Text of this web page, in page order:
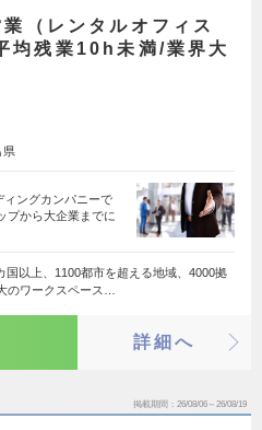
業（レンタルオフィス
均残業10h未満/業界大
県
ィングカンパニーで
プから大企業までに
国以上、1100都市を超える地域、4000拠
のワークスペース…
詳細へ
掲載期間 26/08/06～26/08/19